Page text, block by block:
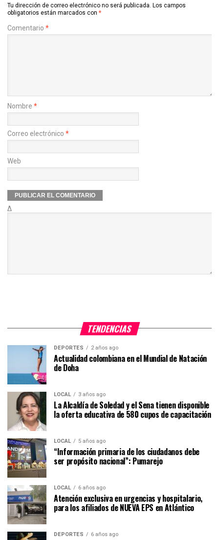
Tu dirección de correo electrónico no será publicada. Los campos
obligatorios están marcados con *
Comentario *
Nombre *
Correo electrónico *
Web
Δ
TENDENCIAS
DEPORTES 2 años ago
Actualidad colombiana en el Mundial de Natación
de Doha
LOCAL 3 años ago
La Alcaldía de Soledad y el Sena tienen disponible
la oferta educativa de 580 cupos de capacitación
LOCAL 5 años ago
“Información primaria de los ciudadanos debe
ser propósito nacional”: Pumarejo
LOCAL 6 años ago
Atención exclusiva en urgencias y hospitalario,
para los afiliados de NUEVA EPS en Atlántico
DEPORTES 6 años ago